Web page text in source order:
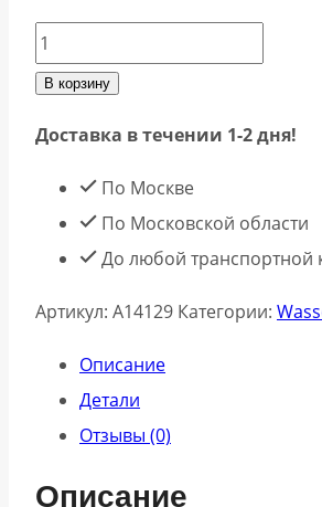
Количество
товара
A14129
Встраиваемый
комплект
для
с
верхней
душевой
насадкой
лейкой
В корзину
Доставка в течении 1-2 дня!
По Москве
По Московской области
До любой транспортной
Артикул: A14129 Категории:
Описание
Детали
Отзывы (0)
Описание